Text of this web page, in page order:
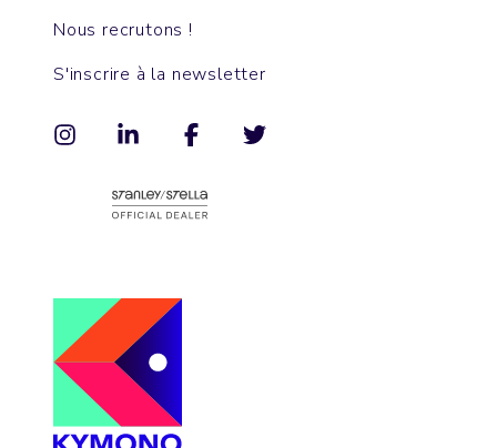
Nous recrutons !
S'inscrire à la newsletter